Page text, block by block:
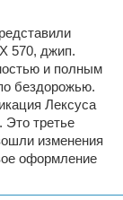
570, джип.
и полным
бездорожью.
Лексуса
Это третье
изменения
оформление